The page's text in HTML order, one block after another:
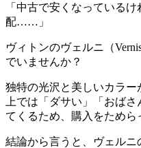
「中古で安くなっている
配……」
ヴィトンのヴェルニ（
でいませんか？
独特の光沢と美しいカラー
上では「ダサい」「おば
てくるため、購入をためら
結論から言うと、ヴェル